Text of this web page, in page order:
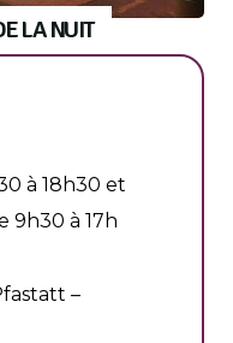
LA NUIT
à 18h30 et
9h30 à 17h
–